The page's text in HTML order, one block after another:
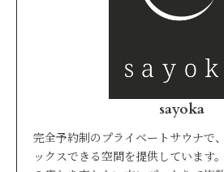
sayoka
完全予約制のプライベートサウナで
ックスできる空間を提供しています